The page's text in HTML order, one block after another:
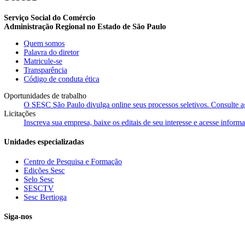
Serviço Social do Comércio
Administração Regional no Estado de São Paulo
Quem somos
Palavra do diretor
Matricule-se
Transparência
Código de conduta ética
Oportunidades de trabalho
O SESC São Paulo divulga online seus processos seletivos. Consulte
Licitações
Inscreva sua empresa, baixe os editais de seu interesse e acesse
Unidades especializadas
Centro de Pesquisa e Formação
Edições Sesc
Selo Sesc
SESCTV
Sesc Bertioga
Siga-nos